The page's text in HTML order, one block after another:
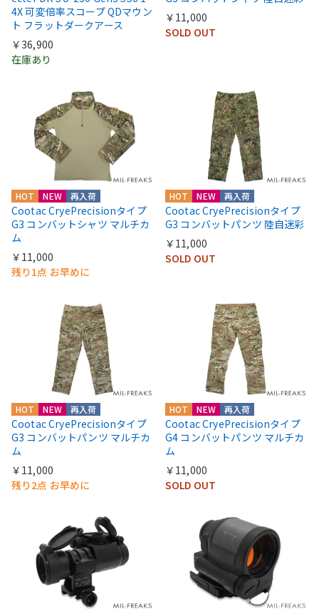
4X 可変倍率スコープ QDマウン
ト フラットダークアース
￥36,900
在庫あり
￥11,000
SOLD OUT
HOT NEW 再入荷
Cootac CryePrecisionタイプ
G3 コンバットシャツ マルチカ
ム
￥11,000
残り1点 お早めに
HOT NEW 再入荷
Cootac CryePrecisionタイプ
G3 コンバットパンツ 陸自迷彩
￥11,000
SOLD OUT
HOT NEW 再入荷
Cootac CryePrecisionタイプ
G3 コンバットパンツ マルチカ
ム
￥11,000
残り2点 お早めに
HOT NEW 再入荷
Cootac CryePrecisionタイプ
G4 コンバットパンツ マルチカ
ム
￥11,000
SOLD OUT